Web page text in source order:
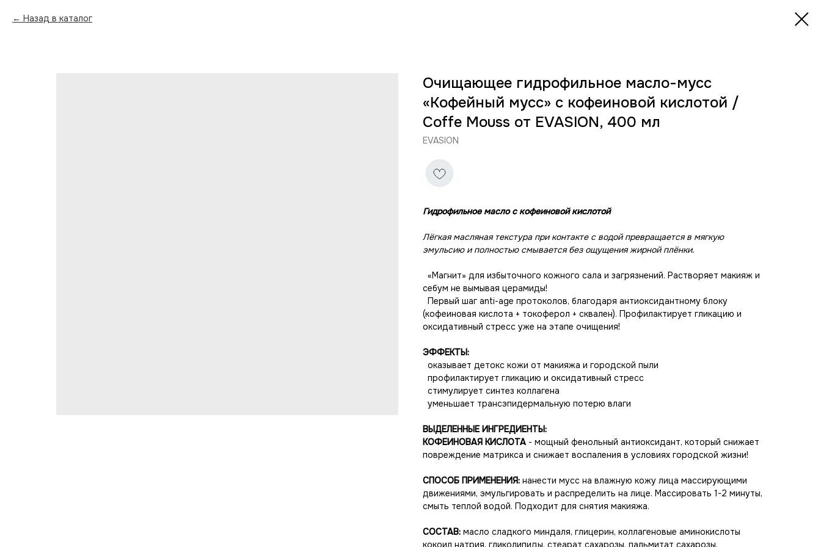
Назад в каталог
Очищающее гидрофильное масло-мусс
«Кофейный мусс» с кофеиновой кислотой /
Coffe Mouss от EVASION, 400 мл
EVASION
Гидрофильное масло с кофеиновой кислотой
Лёгкая масляная текстура при контакте с водой превращается в мягкую
эмульсию и полностью смывается без ощущения жирной плёнки.
«Магнит» для избыточного кожного сала и загрязнений. Растворяет макияж и
себум не вымывая церамиды!
Первый шаг anti-age протоколов, благодаря антиоксидантному блоку
(кофеиновая кислота + токоферол + сквален). Профилактирует гликацию и
оксидативный стресс уже на этапе очищения!
ЭФФЕКТЫ:
оказывает детокс кожи от макияжа и городской пыли
профилактирует гликацию и оксидативный стресс
стимулирует синтез коллагена
уменьшает трансэпидермальную потерю влаги
ВЫДЕЛЕННЫЕ ИНГРЕДИЕНТЫ:
КОФЕИНОВАЯ КИСЛОТА - мощный фенольный антиоксидант, который снижает
повреждение матрикса и снижает воспаления в условиях городской жизни!
СПОСОБ ПРИМЕНЕНИЯ: нанести мусс на влажную кожу лица массирующими
движениями, эмульгировать и распределить на лице. Массировать 1-2 минуты,
смыть теплой водой. Подходит для снятия макияжа.
СОСТАВ: масло сладкого миндаля, глицерин, коллагеновые аминокислоты
кокоил натрия, гликолипиды, стеарат сахарозы, пальмитат сахарозы,